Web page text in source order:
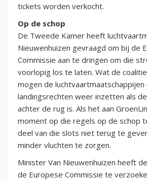
tickets worden verkocht.
Op de schop
De Tweede Kamer heeft
Nieuwenhuizen gevraagd om bij de
Commissie aan te dringen om die
voorlopig los te laten. Wat de
mogen de luchtvaartmaatschappijen
landingsrechten weer inzetten als
achter de rug is. Als het aan
moment op die regels op de schop
deel van die slots niet terug te
minder vluchten te zorgen.
Minister Van Nieuwenhuizen heeft
de Europese Commissie te